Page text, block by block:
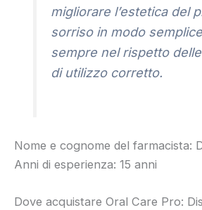
migliorare l’estetica del
sorriso in modo
sempre nel rispetto
di utilizzo corretto.
Nome e cognome del farmacista:
Anni di esperienza: 15 anni
Dove acquistare Oral Care Pro: